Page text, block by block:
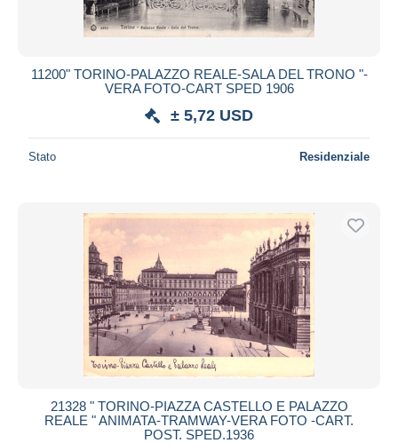
11200" TORINO-PALAZZO REALE-SALA DEL TRONO "-
VERA FOTO-CART SPED 1906
± 5,72 USD
Stato Residenziale
21328 " TORINO-PIAZZA CASTELLO E PALAZZO
REALE " ANIMATA-TRAMWAY-VERA FOTO -CART.
POST. SPED.1936